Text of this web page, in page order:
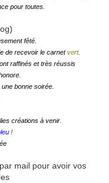
pour toutes.
fêté.
de recevoir le carnet vert.
raffinés et très réussis
bonne soirée.
créations à venir.
!
mail pour avoir vos